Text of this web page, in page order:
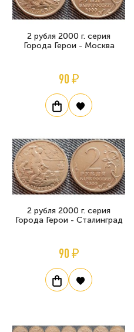
2 рубля 2000 г. серия
Города Герои - Москва
90 ₽
2 рубля 2000 г. серия
Города Герои - Сталинград
90 ₽